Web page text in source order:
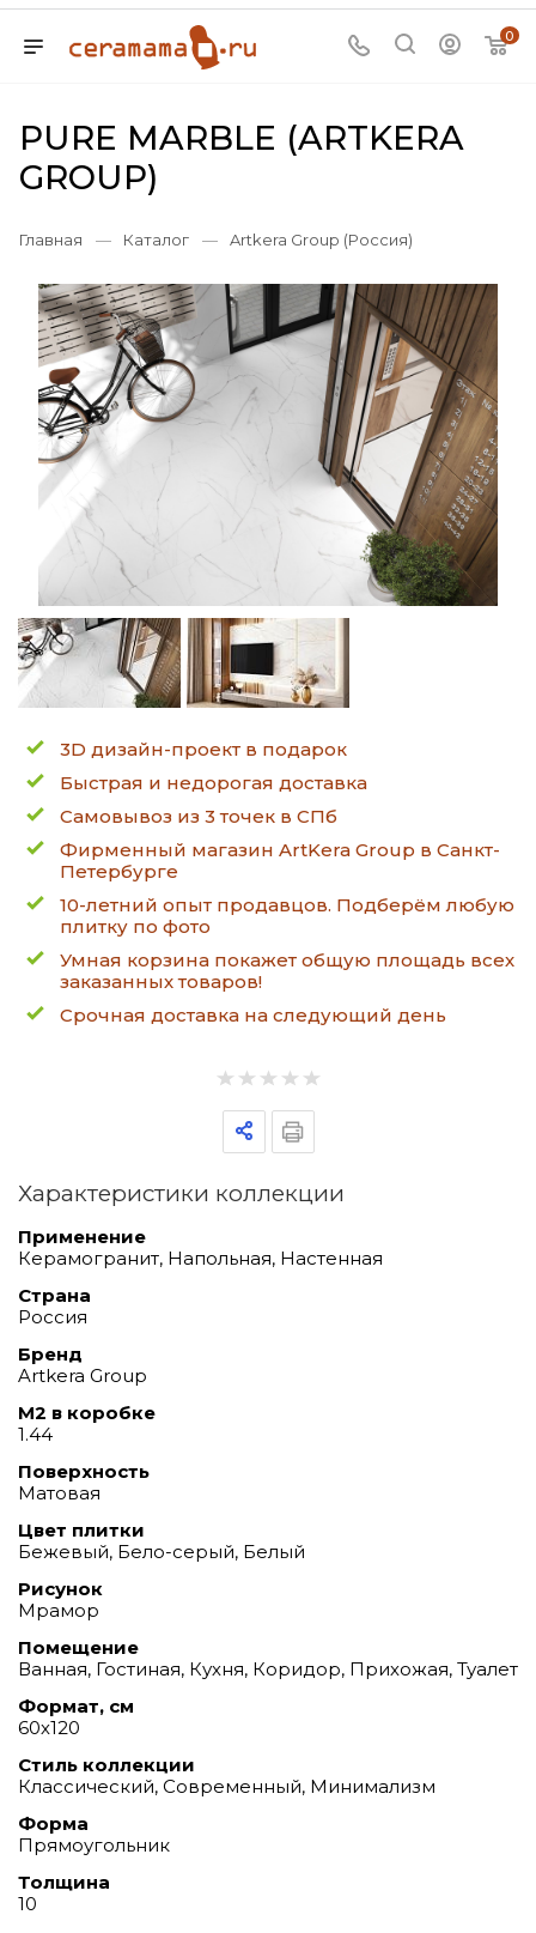
0
PURE MARBLE (ARTKERA
GROUP)
Главная — Каталог — Artkera Group (Россия)
3D дизайн-проект в подарок
Быстрая и недорогая доставка
Самовывоз из 3 точек в СПб
Фирменный магазин ArtKera Group в Санкт-
Петербурге
10-летний опыт продавцов. Подберём любую
плитку по фото
Умная корзина покажет общую площадь всех
заказанных товаров!
Срочная доставка на следующий день
Характеристики коллекции
Применение
Керамогранит, Напольная, Настенная
Страна
Россия
Бренд
Artkera Group
М2 в коробке
1.44
Поверхность
Матовая
Цвет плитки
Бежевый, Бело-серый, Белый
Рисунок
Мрамор
Помещение
Ванная, Гостиная, Кухня, Коридор, Прихожая, Туалет
Формат, см
60х120
Стиль коллекции
Классический, Современный, Минимализм
Форма
Прямоугольник
Толщина
10